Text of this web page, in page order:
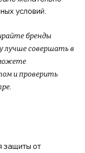
условий.
бренды
лучше совершать в
и проверить
защиты от